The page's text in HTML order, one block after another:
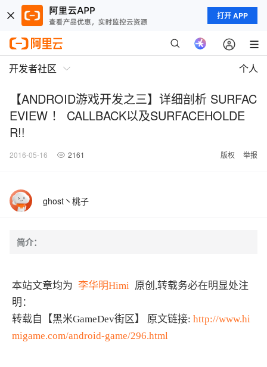
打开 APP
开发者社区 个人
【ANDROID游戏开发之三】详细剖析 SURFAC
EVIEW ！ CALLBACK以及SURFACEHOLDE
R!!
2016-05-16 2161 版权 举报
ghost丶桃子
简介：
本站文章均为 李华明Himi 原创,转载务必在明显处注
明：
转载自【黑米GameDev街区】 原文链接: http://www.hi
migame.com/android-game/296.html